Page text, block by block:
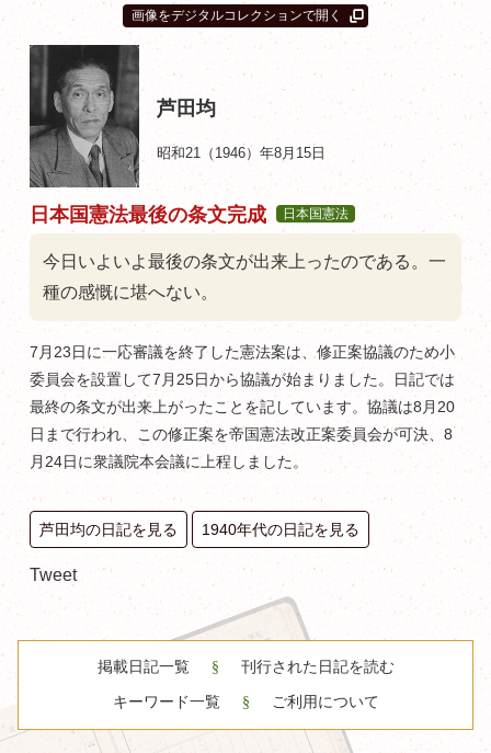
画像をデジタルコレクションで開く
芦田均
昭和21（1946）年8月15日
日本国憲法最後の条文完成 日本国憲法
今日いよいよ最後の条文が出来上ったのである。一
種の感慨に堪へない。
7月23日に一応審議を終了した憲法案は、修正案協議のため小
委員会を設置して7月25日から協議が始まりました。日記では
最終の条文が出来上がったことを記しています。協議は8月20
日まで行われ、この修正案を帝国憲法改正案委員会が可決、8
月24日に衆議院本会議に上程しました。
芦田均の日記を見る 1940年代の日記を見る
Tweet
掲載日記一覧 刊行された日記を読む
キーワード一覧 ご利用について